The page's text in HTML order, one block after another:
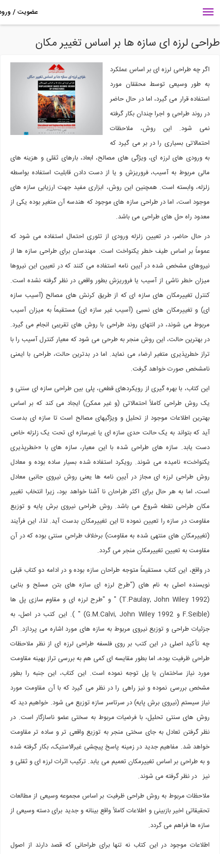
لرزه ای سازه ها بر اساس تغییر مکان
اگر چه طراحی لرزه ای بر اساس عملکرد
به طور وسیعی توسط محققان مورد
استفاده قرار می گیرد، اما در حال حاضر
در روند طراحی و اجرا چندان بکار گرفته
نمی شود. این روش، ملاحظات
احتمالاتی بسیاری را در بر می گیرد که
به ورودی های لرزه ای، ویژگی های مصالح، ابعاد، بارهای ثقلی و هزینه های
مالی مربوط به آسیب، فروریزش و یا از دست دادن قابلیت استفاده بواسطه
زلزله، وابسته است. همچنین این روش، ابزاری مفید جهت ارزیابی سازه های
موجود است، اما در طراحی سازه های موجود که هندسه آن متغیر بوده یکی از
معدود راه حل های طراحی می باشد.
در حال حاضر، در تعیین زلزله ورودی از تئوری احتمال استفاده می شود که
عموماً بر اساس طیف خطر یکنواخت است. مهندسان برای طراحی سازه ها از
نیروهای مشخص شده در آیین نامه استفاده می کنند که در تعیین این نیروها
میزان خطر ناشی از آسیب یا فروریزش بطور واقعی در نظر گرفته نشده است.
کنترل تغییرمکان های سازه ای که از طریق کرنش های مصالح (آسیب سازه
ای) و تغییرمکان های نسبی (آسیب غیر سازه ای) مستقیماً به میزان آسیب
مربوط می شوند، در انتهای روند طراحی با روش های تقریبی انجام می گیرد.
در بهترین حالت، این روش منجر به طرحی می شود که معیار کنترل آسیب را با
تراز خطرپذیری متغیر ارضاء می نماید. اما در بدترین حالت، طراحی با ایمنی
نامشخص صورت خواهد گرفت.
این کتاب، با بهره گیری از رویکردهای قطعی، پلی بین طراحی سازه ای سنتی و
یک روش طراحی کاملاً احتمالاتی (و غیر ممکن) ایجاد می کند که بر اساس
بهترین اطلاعات موجود از تحلیل و ویژگیهای مصالح است تا سازه ای بدست
آید که بتواند به یک حالت حدی سازه ای یا غیرسازه ای تحت یک زلزله خاص
دست یابد. سازه های طراحی شده با این معیار، سازه های با «خطرپذیری
یکنواخت» نامیده می شوند. رویکرد استفاده شده بسیار ساده بوده و معادل
روش طراحی لرزه ای مجاز در آیین نامه ها یعنی روش نیروی جانبی معادل
است، اما به هر حال برای اکثر طراحان نا آشنا خواهد بود، زیرا انتخاب تغییر
مکان طراحی نقطه شروع می باشد. روش طراحی نیروی برش پایه و توزیع
مقاومت در سازه را تعیین نموده تا این تغییرمکان بدست آید. لذا، این فرآیند
(تغییرمکان های منتهی شده به مقاومت) برخلاف طراحی سنتی بوده که در آن
مقاومت به تعیین تغییرمکان منجر می گردد.
در واقع، این کتاب مستقیماً متوجه طراحان سازه بوده و در ادامه دو کتاب قبلی
نویسنده اصلی به نام های ("طرح لرزه ای سازه های بتن مسلح و بنایی
(T.Paulay, John Wiley 1992) " و "طرح لرزه ای و مقاوم سازی پل ها
(F.Seible و G.M.Calvi, John Wiley 1992) " ). این کتب در اصل، به
جزئیات طراحی و توزیع نیروی مربوط به سازه های مورد اشاره می پردازد. اگر
چه تأکید اصلی در این کتب بر روی فلسفه طراحی لرزه ای از نظر ملاحظات
طراحی ظرفیت بوده، اما بطور مقایسه ای کمی هم به بررسی تراز بهینه مقاومت
مورد نیاز ساختمان یا پل توجه نموده است. این کتاب، این جنبه را بطور
مشخص بررسی نموده و نیز راهی را در نظر می گیرد که با آن مقاومت مورد
نیاز سیستم (نیروی برش پایه) در سرتاسر سازه توزیع می شود. خواهیم دید که
روش های سنتی تحلیل، با فرضیات مربوط به سختی عضو ناسازگار است. در
نظر گرفتن تعادل به جای سختی منجر به توزیع واقعی تر و ساده تر مقاومت
خواهد شد. مفاهیم جدید در زمینه پاسخ پیچشی غیرالاستیک، بکار گرفته شده
و به طراحی بر اساس تغییرمکان تعمیم می یابد. ترکیب اثرات لرزه ای و ثقلی و
نیز در نظر گرفته می شوند.
ملاحظات مربوط به روش طراحی ظرفیت بر اساس مجموعه وسیعی از مطالعات
تحقیقاتی اخیر بازبینی و اطلاعات کاملاً واقع بینانه و جدید برای دسته وسیعی از
سازه ها فراهم می گردد.
اطلاعات موجود در این کتاب نه تنها برای طراحانی که قصد دارند از اصول